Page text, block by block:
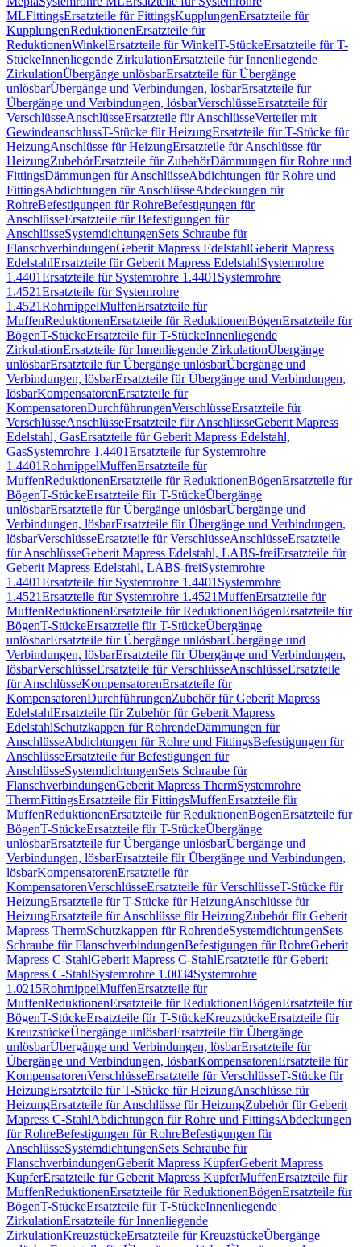
MLFittingsErsatzteile für FittingsKupplungenErsatzteile für
KupplungenReduktionenErsatzteile für
ReduktionenWinkelErsatzteile für WinkelT-StückeErsatzteile für T-
StückeInnenliegende ZirkulationErsatzteile für Innenliegende
ZirkulationÜbergänge unlösbarErsatzteile für Übergänge
unlösbarÜbergänge und Verbindungen, lösbarErsatzteile für
Übergänge und Verbindungen, lösbarVerschlüsseErsatzteile für
VerschlüsseAnschlüsseErsatzteile für AnschlüsseVerteiler mit
GewindeanschlussT-Stücke für HeizungErsatzteile für T-Stücke für
HeizungAnschlüsse für HeizungErsatzteile für Anschlüsse für
HeizungZubehörErsatzteile für ZubehörDämmungen für Rohre und
FittingsDämmungen für AnschlüsseAbdichtungen für Rohre und
FittingsAbdichtungen für AnschlüsseAbdeckungen für
RohreBefestigungen für RohreBefestigungen für
AnschlüsseErsatzteile für Befestigungen für
AnschlüsseSystemdichtungenSets Schraube für
FlanschverbindungenGeberit Mapress EdelstahlGeberit Mapress
EdelstahlErsatzteile für Geberit Mapress EdelstahlSystemrohre
1.4401Ersatzteile für Systemrohre 1.4401 Systemrohre
1.4521Ersatzteile für Systemrohre
1.4521RohrnippelMuffenErsatzteile für
MuffenReduktionenErsatzteile für ReduktionenBögenErsatzteile für
BögenT-StückeErsatzteile für T-StückeInnenliegende
ZirkulationErsatzteile für Innenliegende ZirkulationÜbergänge
unlösbarErsatzteile für Übergänge unlösbarÜbergänge und
Verbindungen, lösbarErsatzteile für Übergänge und Verbindungen,
lösbarKompensatorenErsatzteile für
KompensatorenDurchführungenVerschlüsseErsatzteile für
VerschlüsseAnschlüsseErsatzteile für AnschlüsseGeberit Mapress
Edelstahl, GasErsatzteile für Geberit Mapress Edelstahl,
GasSystemrohre 1.4401Ersatzteile für Systemrohre
1.4401RohrnippelMuffenErsatzteile für
MuffenReduktionenErsatzteile für ReduktionenBögenErsatzteile für
BögenT-StückeErsatzteile für T-StückeÜbergänge
unlösbarErsatzteile für Übergänge unlösbarÜbergänge und
Verbindungen, lösbarErsatzteile für Übergänge und Verbindungen,
lösbarVerschlüsseErsatzteile für VerschlüsseAnschlüsseErsatzteile
für AnschlüsseGeberit Mapress Edelstahl, LABS-freiErsatzteile für
Geberit Mapress Edelstahl, LABS-freiSystemrohre
1.4401Ersatzteile für Systemrohre 1.4401 Systemrohre
1.4521Ersatzteile für Systemrohre 1.4521MuffenErsatzteile für
MuffenReduktionenErsatzteile für ReduktionenBögenErsatzteile für
BögenT-StückeErsatzteile für T-StückeÜbergänge
unlösbarErsatzteile für Übergänge unlösbarÜbergänge und
Verbindungen, lösbarErsatzteile für Übergänge und Verbindungen,
lösbarVerschlüsseErsatzteile für VerschlüsseAnschlüsseErsatzteile
für AnschlüsseKompensatorenErsatzteile für
KompensatorenDurchführungenZubehör für Geberit Mapress
EdelstahlErsatzteile für Zubehör für Geberit Mapress
EdelstahlSchutzkappen für RohrendeDämmungen für
AnschlüsseAbdichtungen für Rohre und FittingsBefestigungen für
AnschlüsseErsatzteile für Befestigungen für
AnschlüsseSystemdichtungenSets Schraube für
FlanschverbindungenGeberit Mapress ThermSystemrohre
ThermFittingsErsatzteile für FittingsMuffenErsatzteile für
MuffenReduktionenErsatzteile für ReduktionenBögenErsatzteile für
BögenT-StückeErsatzteile für T-StückeÜbergänge
unlösbarErsatzteile für Übergänge unlösbarÜbergänge und
Verbindungen, lösbarErsatzteile für Übergänge und Verbindungen,
lösbarKompensatorenErsatzteile für
KompensatorenVerschlüsseErsatzteile für VerschlüsseT-Stücke für
HeizungErsatzteile für T-Stücke für HeizungAnschlüsse für
HeizungErsatzteile für Anschlüsse für HeizungZubehör für Geberit
Mapress ThermSchutzkappen für RohrendeSystemdichtungenSets
Schraube für FlanschverbindungenBefestigungen für RohreGeberit
Mapress C-StahlGeberit Mapress C-StahlErsatzteile für Geberit
Mapress C-StahlSystemrohre 1.0034Systemrohre
1.0215RohrnippelMuffenErsatzteile für
MuffenReduktionenErsatzteile für ReduktionenBögenErsatzteile für
BögenT-StückeErsatzteile für T-StückeKreuzstückeErsatzteile für
KreuzstückeÜbergänge unlösbarErsatzteile für Übergänge
unlösbarÜbergänge und Verbindungen, lösbarErsatzteile für
Übergänge und Verbindungen, lösbarKompensatorenErsatzteile für
KompensatorenVerschlüsseErsatzteile für VerschlüsseT-Stücke für
HeizungErsatzteile für T-Stücke für HeizungAnschlüsse für
HeizungErsatzteile für Anschlüsse für HeizungZubehör für Geberit
Mapress C-StahlAbdichtungen für Rohre und FittingsAbdeckungen
für RohreBefestigungen für RohreBefestigungen für
AnschlüsseSystemdichtungenSets Schraube für
FlanschverbindungenGeberit Mapress KupferGeberit Mapress
KupferErsatzteile für Geberit Mapress KupferMuffenErsatzteile für
MuffenReduktionenErsatzteile für ReduktionenBögenErsatzteile für
BögenT-StückeErsatzteile für T-StückeInnenliegende
ZirkulationErsatzteile für Innenliegende
ZirkulationKreuzstückeErsatzteile für KreuzstückeÜbergänge